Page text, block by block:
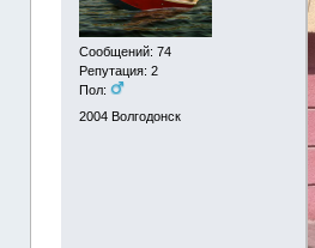
Сообщений: 74
Репутация: 2
Пол:
2004 Волгодонск